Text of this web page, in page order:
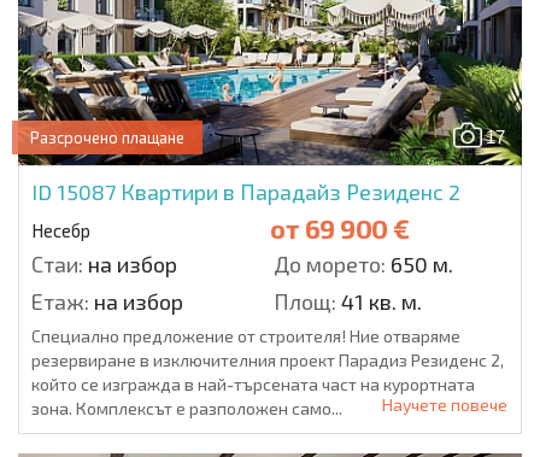
17
Разсрочено плащане
ID 15087 Квартири в Парадайз Резиденс 2
Несебр от 69 900 €
Стаи: на избор До морето: 650 м.
Етаж: на избор Площ: 41 кв. м.
Специално предложение от строителя! Ние отваряме
резервиране в изключителния проект Парадиз Резиденс 2,
който се изгражда в най-търсената част на курортната
зона. Комплексът е разположен само...
Научете повече